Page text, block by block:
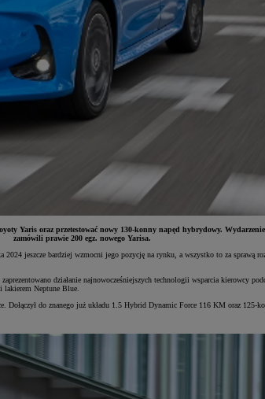
Yaris oraz przetestować nowy 130-konny napęd hybrydowy.
zamówili prawie 200 egz. nowego Yarisa.
jeszcze bardziej wzmocni jego pozycję na rynku, a wszystko to za sprawą
działanie najnowocześniejszych technologii wsparcia kierowcy
lakierem Neptune Blue.
do znanego już układu 1.5 Hybrid Dynamic Force 116 KM oraz 125-